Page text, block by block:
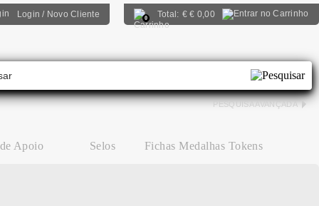
Login / Novo Cliente 0 Total: €€ 0,00
PESQUISA AVANÇADA
Apoio Selos Fichas Medalhas Tokens